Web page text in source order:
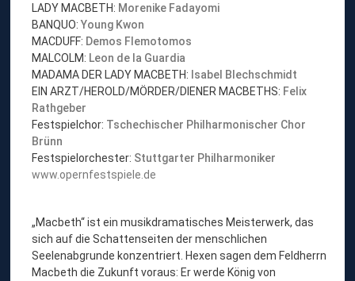
LADY MACBETH: Morenike Fadayomi
BANQUO:Young Kwon
MACDUFF: Demos Flemotomos
MALCOLM: Leon de la Guardia
MADAMA DER LADY MACBETH: Isabel Blechschmidt
EIN ARZT/HEROLD/MÖRDER/DIENER MACBETHS: Felix
Rathgeber
Festspielchor: Tschechischer Philharmonischer Chor
Brünn
Festspielorchester: Stuttgarter Philharmoniker
www.opernfestspiele.de
„Macbeth“ ist ein musikdramatisches Meisterwerk, das
sich auf die Schattenseiten der menschlichen
Seelenabgrunde konzentriert. Hexen sagen dem Feldherrn
Macbeth die Zukunft voraus: Er werde König von